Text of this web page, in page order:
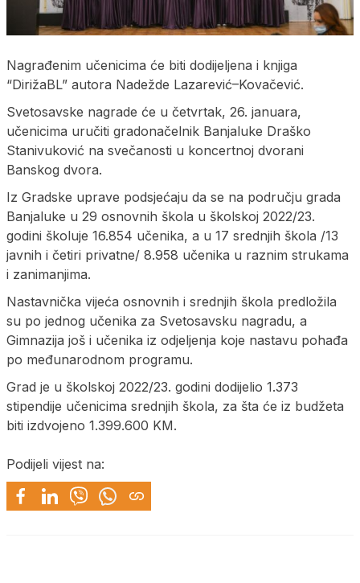
Nagrađenim učenicima će biti dodijeljena i knjiga
“DirižaBL” autora Nadežde Lazarević–Kovačević.
Svetosavske nagrade će u četvrtak, 26. januara,
učenicima uručiti gradonačelnik Banjaluke Draško
Stanivuković na svečanosti u koncertnoj dvorani
Banskog dvora.
Iz Gradske uprave podsjećaju da se na području grada
Banjaluke u 29 osnovnih škola u školskoj 2022/23.
godini školuje 16.854 učenika, a u 17 srednjih škola /13
javnih i četiri privatne/ 8.958 učenika u raznim strukama
i zanimanjima.
Nastavnička vijeća osnovnih i srednjih škola predložila
su po jednog učenika za Svetosavsku nagradu, a
Gimnazija još i učenika iz odjeljenja koje nastavu pohađa
po međunarodnom programu.
Grad je u školskoj 2022/23. godini dodijelio 1.373
stipendije učenicima srednjih škola, za šta će iz budžeta
biti izdvojeno 1.399.600 KM.
Podijeli vijest na: